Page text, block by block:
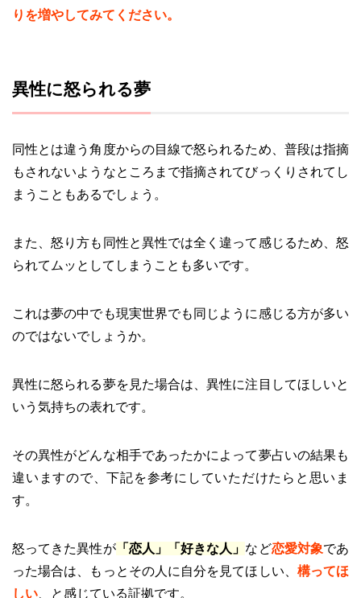
りを増やしてみてください。
異性に怒られる夢
同性とは違う角度からの目線で怒られるため、普段は指摘
もされないようなところまで指摘されてびっくりされてし
まうこともあるでしょう。
また、怒り方も同性と異性では全く違って感じるため、怒
られてムッとしてしまうことも多いです。
これは夢の中でも現実世界でも同じように感じる方が多い
のではないでしょうか。
異性に怒られる夢を見た場合は、異性に注目してほしいと
いう気持ちの表れです。
その異性がどんな相手であったかによって夢占いの結果も
違いますので、下記を参考にしていただけたらと思いま
す。
怒ってきた異性が「恋人」「好きな人」 など恋愛対象であ
った場合は、もっとその人に自分を見てほしい、 構ってほ
しい 、と感じている証拠です。